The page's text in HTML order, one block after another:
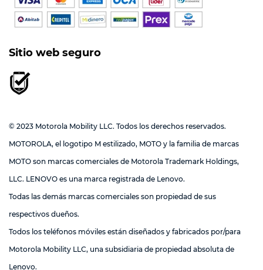
Sitio web seguro
© 2023 Motorola Mobility LLC. Todos los derechos reservados.
MOTOROLA, el logotipo M estilizado, MOTO y la familia de marcas
MOTO son marcas comerciales de Motorola Trademark Holdings,
LLC. LENOVO es una marca registrada de Lenovo.
Todas las demás marcas comerciales son propiedad de sus
respectivos dueños.
Todos los teléfonos móviles están diseñados y fabricados por/para
Motorola Mobility LLC, una subsidiaria de propiedad absoluta de
Lenovo.